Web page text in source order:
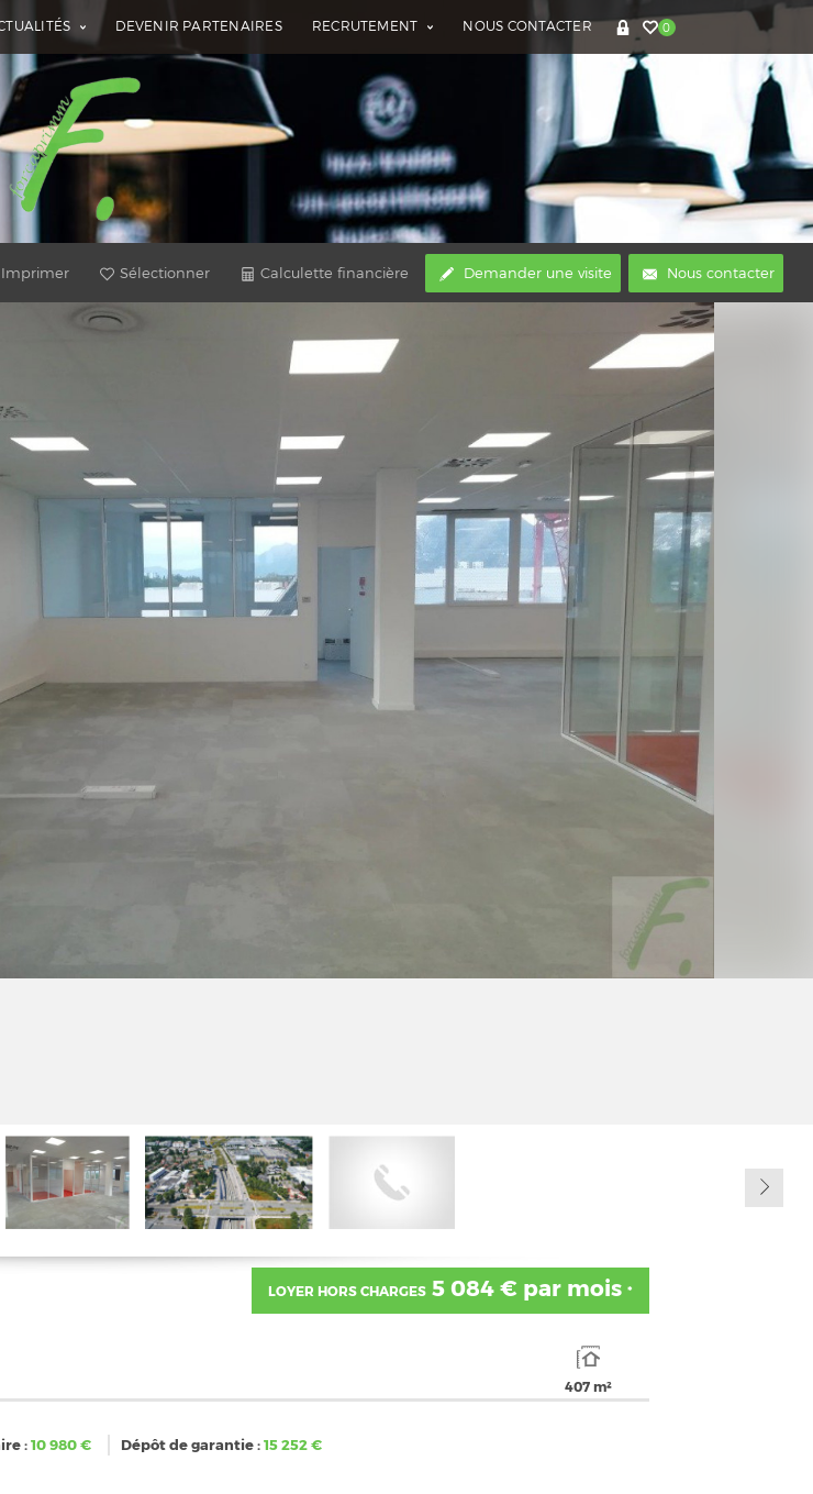
DEVENIR PARTENAIRES RECRUTEMENT NOUS CONTACTER 0
Imprimer Sélectionner Calculette financière Demander une visite Nous contacter
LOYER HORS CHARGES 5 084 € par mois*
407 m²
:10 980€ Dépôt de garantie :15 252€